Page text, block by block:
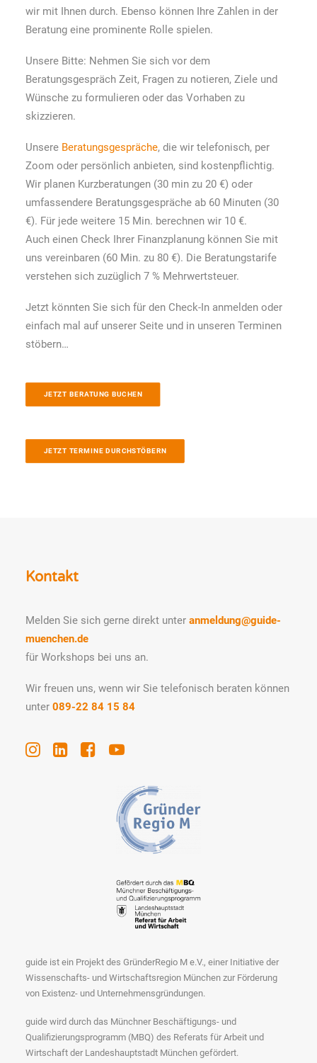
wir mit Ihnen durch. Ebenso können Ihre Zahlen in der
Beratung eine prominente Rolle spielen.
Unsere Bitte: Nehmen Sie sich vor dem
Beratungsgespräch Zeit, Fragen zu notieren, Ziele und
Wünsche zu formulieren oder das Vorhaben zu
skizzieren.
Unsere Beratungsgespräche, die wir telefonisch, per
Zoom oder persönlich anbieten, sind kostenpflichtig.
Wir planen Kurzberatungen (30 min zu 20 €) oder
umfassendere Beratungsgespräche ab 60 Minuten (30
€). Für jede weitere 15 Min. berechnen wir 10 €.
Auch einen Check Ihrer Finanzplanung können Sie mit
uns vereinbaren (60 Min. zu 80 €). Die Beratungstarife
verstehen sich zuzüglich 7 % Mehrwertsteuer.
Jetzt könnten Sie sich für den Check-In anmelden oder
einfach mal auf unserer Seite und in unseren Terminen
stöbern…
JETZT BERATUNG BUCHEN
JETZT TERMINE DURCHSTÖBERN
Kontakt
Melden Sie sich gerne direkt unter anmeldung@guide-
muenchen.de
für Workshops bei uns an.
Wir freuen uns, wenn wir Sie telefonisch beraten können
unter 089-22 84 15 84
guide ist ein Projekt des GründerRegio M e.V., einer Initiative der
Wissenschafts- und Wirtschaftsregion München zur Förderung
von Existenz- und Unternehmensgründungen.
guide wird durch das Münchner Beschäftigungs- und
Qualifizierungsprogramm (MBQ) des Referats für Arbeit und
Wirtschaft der Landeshauptstadt München gefördert.